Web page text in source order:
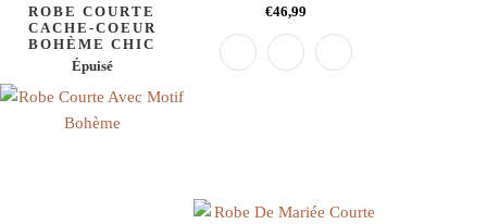
ROBE COURTE
CACHE-COEUR
BOHÈME CHIC
Épuisé
€46,99